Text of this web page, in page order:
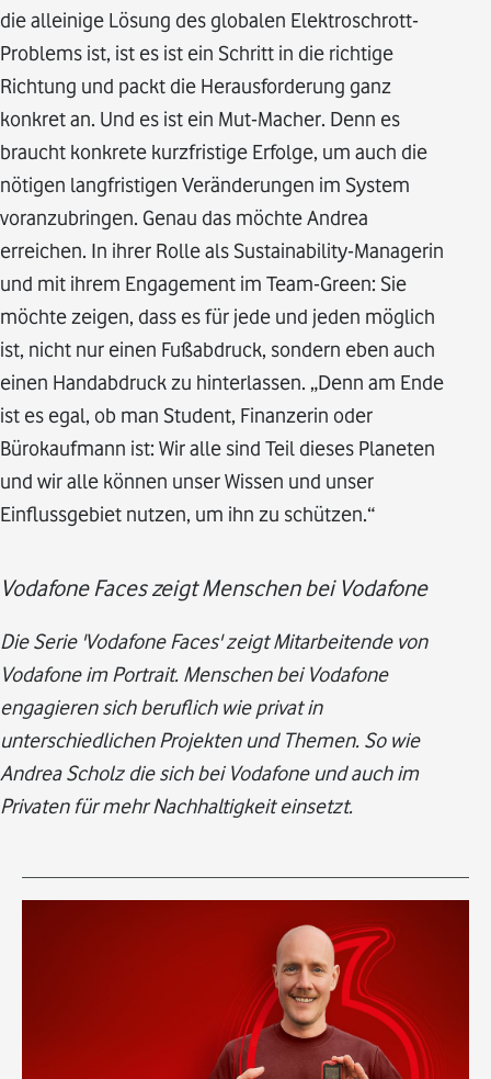
die alleinige Lösung des globalen Elektroschrott-
Problems ist, ist es ist ein Schritt in die richtige
Richtung und packt die Herausforderung ganz
konkret an. Und es ist ein Mut-Macher. Denn es
braucht konkrete kurzfristige Erfolge, um auch die
nötigen langfristigen Veränderungen im System
voranzubringen. Genau das möchte Andrea
erreichen. In ihrer Rolle als Sustainability-Managerin
und mit ihrem Engagement im Team-Green: Sie
möchte zeigen, dass es für jede und jeden möglich
ist, nicht nur einen Fußabdruck, sondern eben auch
einen Handabdruck zu hinterlassen. „Denn am Ende
ist es egal, ob man Student, Finanzerin oder
Bürokaufmann ist: Wir alle sind Teil dieses Planeten
und wir alle können unser Wissen und unser
Einflussgebiet nutzen, um ihn zu schützen.“
Vodafone Faces zeigt Menschen bei Vodafone
Die Serie 'Vodafone Faces' zeigt Mitarbeitende von
Vodafone im Portrait. Menschen bei Vodafone
engagieren sich beruflich wie privat in
unterschiedlichen Projekten und Themen. So wie
Andrea Scholz die sich bei Vodafone und auch im
Privaten für mehr Nachhaltigkeit einsetzt.